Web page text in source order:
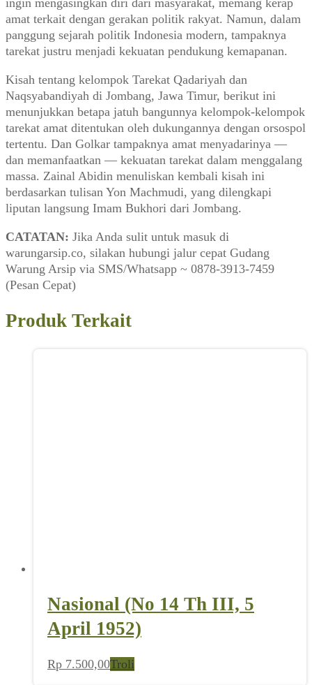
amat terkait dengan gerakan politik rakyat. Namun, dalam
panggung sejarah politik Indonesia modern, tampaknya
tarekat justru menjadi kekuatan pendukung kemapanan.
Kisah tentang kelompok Tarekat Qadariyah dan
Naqsyabandiyah di Jombang, Jawa Timur, berikut ini
menunjukkan betapa jatuh bangunnya kelompok-kelompok
tarekat amat ditentukan oleh dukungannya dengan orsospol
tertentu. Dan Golkar tampaknya amat menyadarinya —
dan memanfaatkan — kekuatan tarekat dalam menggalang
massa. Zainal Abidin menuliskan kembali kisah ini
berdasarkan tulisan Yon Machmudi, yang dilengkapi
liputan langsung Imam Bukhori dari Jombang.
CATATAN: Jika Anda sulit untuk masuk di
warungarsip.co, silakan hubungi jalur cepat Gudang
Warung Arsip via SMS/Whatsapp ~ 0878-3913-7459
(Pesan Cepat)
Produk Terkait
Nasional (No 14 Th III, 5
April 1952)
Rp 7.500,00Troli